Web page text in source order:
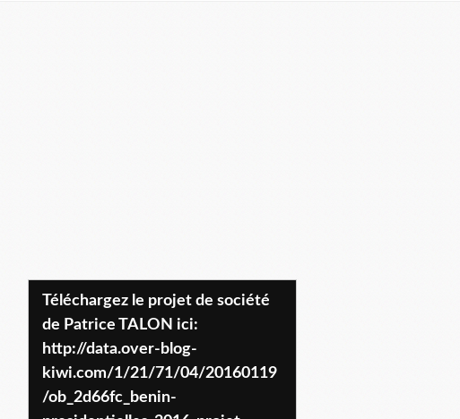
Téléchargez le projet de société
de Patrice TALON ici:
http://data.over-blog-
kiwi.com/1/21/71/04/20160119
/ob_2d66fc_benin-